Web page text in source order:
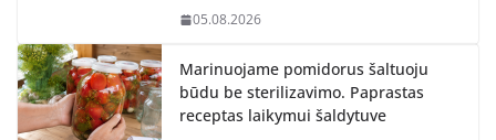
05.08.2026
Marinuojame pomidorus šaltuoju
būdu be sterilizavimo. Paprastas
receptas laikymui šaldytuve